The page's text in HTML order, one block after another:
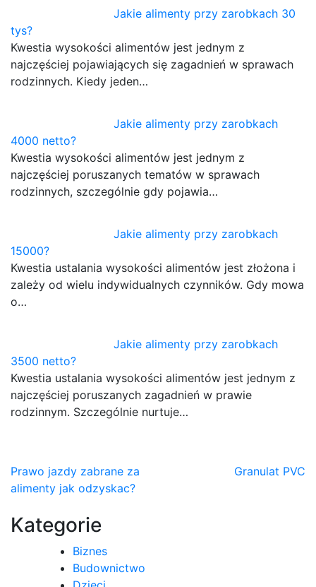
Jakie alimenty przy zarobkach 30
tys?
Kwestia wysokości alimentów jest jednym z
najczęściej pojawiających się zagadnień w sprawach
rodzinnych. Kiedy jeden…
Jakie alimenty przy zarobkach
4000 netto?
Kwestia wysokości alimentów jest jednym z
najczęściej poruszanych tematów w sprawach
rodzinnych, szczególnie gdy pojawia…
Jakie alimenty przy zarobkach
15000?
Kwestia ustalania wysokości alimentów jest złożona i
zależy od wielu indywidualnych czynników. Gdy mowa
o…
Jakie alimenty przy zarobkach
3500 netto?
Kwestia ustalania wysokości alimentów jest jednym z
najczęściej poruszanych zagadnień w prawie
rodzinnym. Szczególnie nurtuje…
Nawigacja
wpisu
Prawo jazdy zabrane za
alimenty jak odzyskac?
Granulat PVC
Kategorie
Biznes
Budownictwo